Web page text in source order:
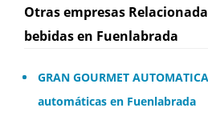
Otras empresas
bebidas en Fuenlabrada
GRAN GOURMET
automáticas en Fuenlabrada